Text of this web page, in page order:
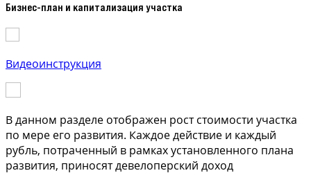
Бизнес-план и капитализация участка
Видеоинструкция
В данном разделе отображен рост стоимости участка
по мере его развития. Каждое действие и каждый
рубль, потраченный в рамках установленного плана
развития, приносят девелоперский доход